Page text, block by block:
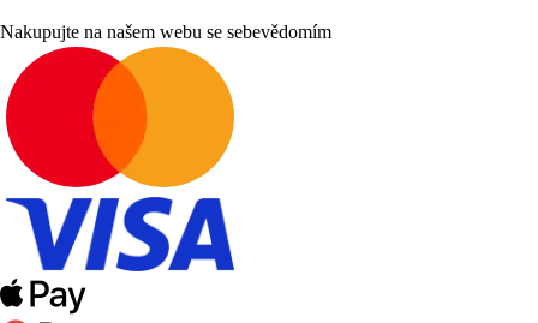
Nakupujte na našem webu se sebevědomím